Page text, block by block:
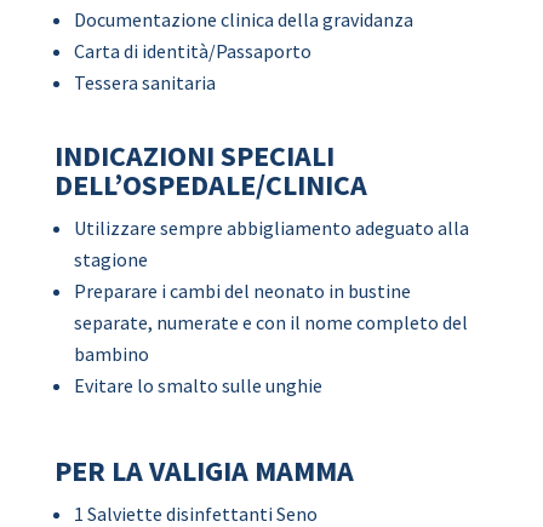
Documentazione clinica della gravidanza
Carta di identità/Passaporto
Tessera sanitaria
INDICAZIONI SPECIALI
DELL’OSPEDALE/CLINICA
Utilizzare sempre abbigliamento adeguato alla
stagione
Preparare i cambi del neonato in bustine
separate, numerate e con il nome completo del
bambino
Evitare lo smalto sulle unghie
PER LA VALIGIA MAMMA
1 Salviette disinfettanti Seno